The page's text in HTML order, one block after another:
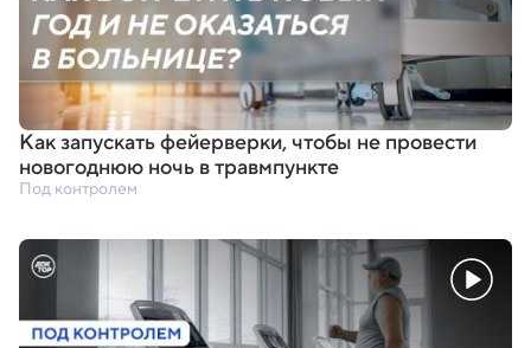
Как запускать фейерверки,чтобы не провести
новогоднюю ночь в травмпункте
Под контролем